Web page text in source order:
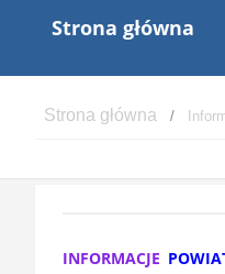
Strona główna
INFORMACJE